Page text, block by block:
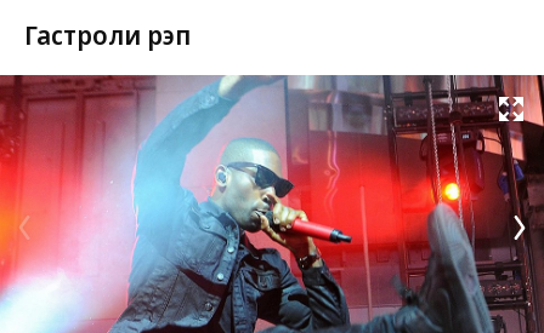
Гастроли рэп
Развернуть